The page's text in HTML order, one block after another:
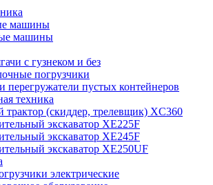
машины
машины
с гузнеком и без
погрузчики
перегружатели пустых контейнеров
техника
трактор (скиддер, трелевщик) XC360
экскаватор XE225F
экскаватор XE245F
экскаватор XE250UF
электрические